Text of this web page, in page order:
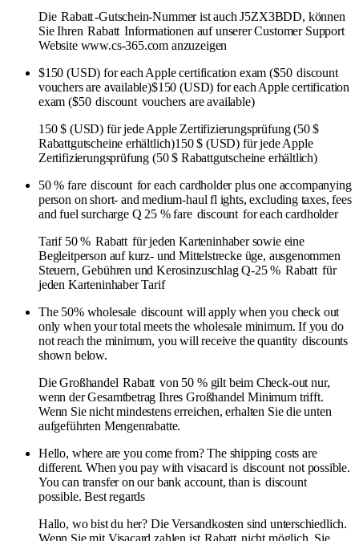
Die Rabatt-Gutschein-Nummer ist auch J5ZX3BDD, können
Sie Ihren Rabatt Informationen auf unserer Customer Support
Website www.cs-365.com anzuzeigen
$150 (USD) for each Apple certification exam ($50 discount
vouchers are available)$150 (USD) for each Apple certification
exam ($50 discount vouchers are available)
150 $ (USD) für jede Apple Zertifizierungsprüfung (50 $
Rabattgutscheine erhältlich)150 $ (USD) für jede Apple
Zertifizierungsprüfung (50 $ Rabattgutscheine erhältlich)
50 % fare discount for each cardholder plus one accompanying
person on short- and medium-haul fl ights, excluding taxes, fees
and fuel surcharge Q 25 % fare discount for each cardholder
Tarif 50 % Rabatt für jeden Karteninhaber sowie eine
Begleitperson auf kurz- und Mittelstrecke üge, ausgenommen
Steuern, Gebühren und Kerosinzuschlag Q-25 % Rabatt für
jeden Karteninhaber Tarif
The 50% wholesale discount will apply when you check out
only when your total meets the wholesale minimum. If you do
not reach the minimum, you will receive the quantity discounts
shown below.
Die Großhandel Rabatt von 50 % gilt beim Check-out nur,
wenn der Gesamtbetrag Ihres Großhandel Minimum trifft.
Wenn Sie nicht mindestens erreichen, erhalten Sie die unten
aufgeführten Mengenrabatte.
Hello, where are you come from? The shipping costs are
different. When you pay with visacard is discount not possible.
You can transfer on our bank account, than is discount
possible. Best regards
Hallo, wo bist du her? Die Versandkosten sind unterschiedlich.
Wenn Sie mit Visacard zahlen ist Rabatt nicht möglich. Sie